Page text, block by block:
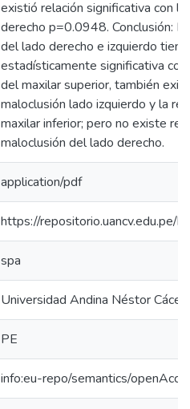
existió relación significativa con
derecho p=0.0948. Conclusión:
del lado derecho e izquierdo
estadísticamente significativa
del maxilar superior, también
maloclusión lado izquierdo y la
maxilar inferior; pero no existe
maloclusión del lado derecho.
application/pdf
https://repositorio.uancv.edu.pe/
spa
Universidad Andina Néstor
PE
info:eu-repo/semantics/